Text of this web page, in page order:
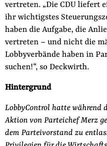
vertreten. „Die CDU liefert
ihr wichtigstes
haben die Aufgabe, die
vertreten – und nicht die
Lobbyverbände haben in
suchen!“, so Deckwirth.
Hintergrund
LobbyControl hatte während
Aktion von Parteichef Merz
dem Parteivorstand zu